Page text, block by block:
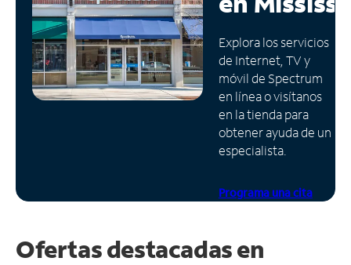
Administrar
cuenta
Encuentra
una
tienda
Explora los servicios
de Internet, TV y
móvil de Spectrum
en línea o visítanos
en la tienda para
obtener ayuda de un
especialista.
Programa una cita
Ofertas destacadas en